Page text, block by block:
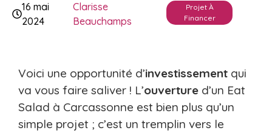
16 mai
2024
Clarisse
Beauchamps
Projet À
Financer
Voici une opportunité d’investissement qui
va vous faire saliver ! L’ouverture d’un Eat
Salad à Carcassonne est bien plus qu’un
simple projet ; c’est un tremplin vers le